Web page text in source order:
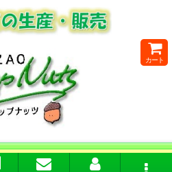
カート